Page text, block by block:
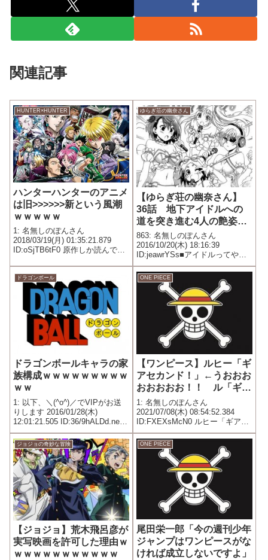
関連記事
HUNTER×HUNTER
ハンターハンターのアニメ
は旧>>>>>>新という風潮
ｗｗｗｗｗ
1: 名無しのぽんさん
2018/03/19(月) 01:35:21.879
ID:oSjTB6tF0 原作しか読んでな
ゆらぎ荘の幽奈さん
【ゆらぎ荘の幽奈さん】
36話 地下アイドルへの
道を突き進む4人の艶姿ｗ
ｗｗｗｗｗｗ【ネタバレ】
863: 名無しのぽんさん
2016/10/20(木) 18:16:39
ID:jeawrYSs■アイドルってやめ
られないっ!! おんせん36 朧さ
んは2推しでいいコガラシがバイ
トの旅に出て半月ほど幽奈は一
人寂しい夜を過ごしていた飛ん
で会い...
ドラゴンボール
ドラゴンボールキャラの家
族構成ｗｗｗｗｗｗｗｗｗ
ｗｗ
1: 以下、＼(^o^)／でVIPがお送
りします 2016/01/28(木)
12:01:21.505 ID:36/9hALDd.net
悟空の右隣のサイヤ人誰だよ
ONE PIECE
【ワンピース】ルヒー「ギ
アセカンド！」←うおおお
おおおおお！！ ル「ギア
サード？」←えっ…？
1: 名無しのぽんさん
2021/07/08(木) 08:54:52.384
ID:FXEXsMcN0 ルヒー「ギアフ
ォース！」←は？ ルヒー「硬化
の術！」←・・・・・
ジョジョの奇妙な冒険
【ジョジョ】荒木飛呂彦が
実写映画を許可した理由ｗ
ｗｗｗｗｗｗｗｗｗｗｗ
ONE PIECE
尾田栄一郎「今の週刊少年
ジャンプはワンピースがな
ければ成立しないですよ」